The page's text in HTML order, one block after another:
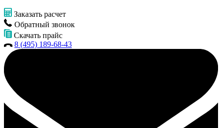
Заказать расчет
Обратный звонок
Скачать прайс
8 (495) 189-68-43